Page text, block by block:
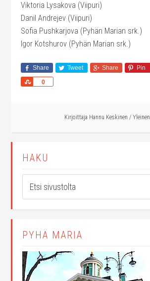
Viktoria Lysakova (Viipuri)
Danil Andrejev (Viipuri)
Sofia Pushkarjova (Pyhän Marian srk.)
Igor Kotshurov (Pyhän Marian srk.)
Share Tweet Share Pin
0
Share
Kirjoittaja Hannu Keskinen / Yleinen
HAKU
PYHÄ MARIA